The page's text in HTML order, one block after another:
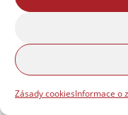
Zásady cookiesInformace o